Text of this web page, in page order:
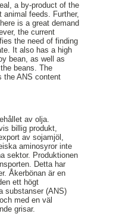
a by-product of the
feeds. Further,
is a great demand
the current
the need of finding
It also has a high
bean, as well as
beans. The
the ANS content
av olja.
billig produkt,
av sojamjöl,
aminosyror inte
sektor. Produktionen
Detta har
Åkerbönan är en
ett högt
substanser (ANS)
med en väl
grisar.